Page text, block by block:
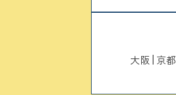
大阪 京都